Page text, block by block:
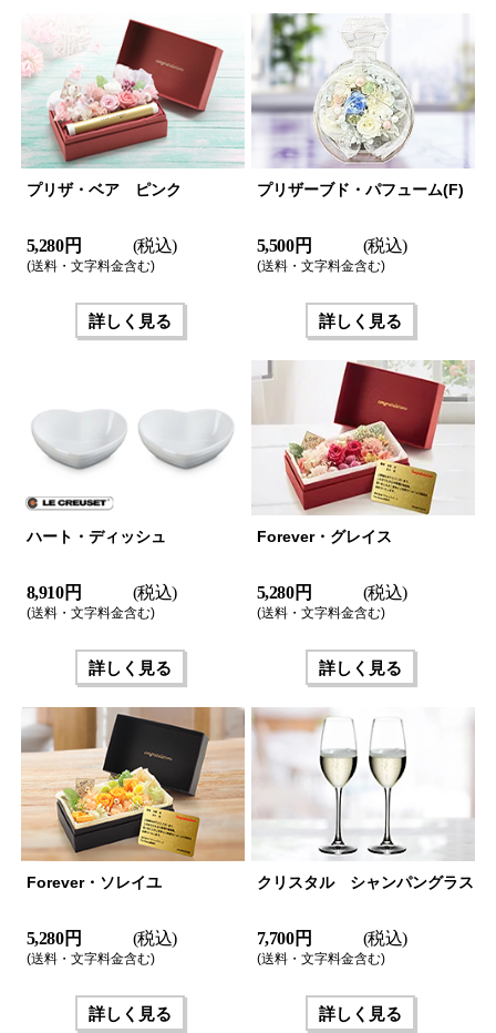
プリザ・ベア ピンク
5,280 円 (税込)
(送料・文字料金含む)
詳しく見る
プリザーブド・パフューム(F)
5,500 円 (税込)
(送料・文字料金含む)
詳しく見る
ハート・ディッシュ
8,910 円 (税込)
(送料・文字料金含む)
詳しく見る
Forever・グレイス
5,280 円 (税込)
(送料・文字料金含む)
詳しく見る
Forever・ソレイユ
5,280 円 (税込)
(送料・文字料金含む)
詳しく見る
クリスタル シャンパングラス
7,700 円 (税込)
(送料・文字料金含む)
詳しく見る